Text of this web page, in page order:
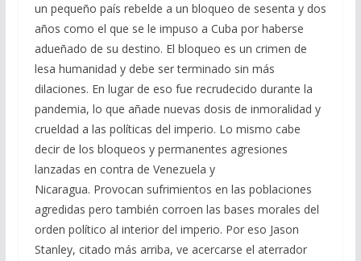
un pequeño país rebelde a un bloqueo de sesenta y dos
años como el que se le impuso a Cuba por haberse
adueñado de su destino. El bloqueo es un crimen de
lesa humanidad y debe ser terminado sin más
dilaciones. En lugar de eso fue recrudecido durante la
pandemia, lo que añade nuevas dosis de inmoralidad y
crueldad a las políticas del imperio. Lo mismo cabe
decir de los bloqueos y permanentes agresiones
lanzadas en contra de Venezuela y
Nicaragua. Provocan sufrimientos en las poblaciones
agredidas pero también corroen las bases morales del
orden político al interior del imperio. Por eso Jason
Stanley, citado más arriba, ve acercarse el aterrador